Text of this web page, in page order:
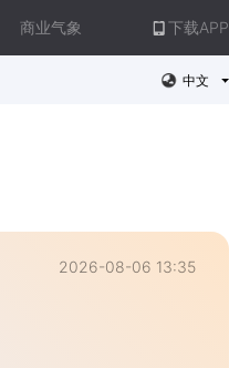
商业气象 下载APP
中文
2026-08-06 13:35